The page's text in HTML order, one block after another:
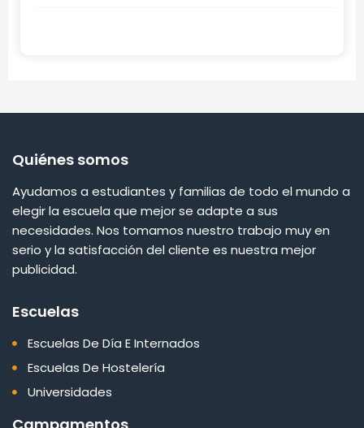
Quiénes somos
Ayudamos a estudiantes y familias de todo el mundo a
elegir la escuela que mejor se adapte a sus
necesidades. Nos tomamos nuestro trabajo muy en
serio y la satisfacción del cliente es nuestra mejor
publicidad.
Escuelas
Escuelas De Día E Internados
Escuelas De Hostelería
Universidades